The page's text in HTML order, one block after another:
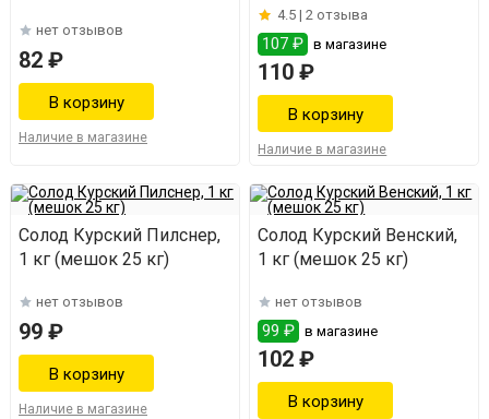
нет отзывов
82 ₽
Наличие в магазине
4.5 |2 отзыва
107 ₽ в магазине
110 ₽
Наличие в магазине
Солод Курский Пилснер,
1 кг (мешок 25 кг)
нет отзывов
99 ₽
Наличие в магазине
Солод Курский Венский,
1 кг (мешок 25 кг)
нет отзывов
99 ₽ в магазине
102 ₽